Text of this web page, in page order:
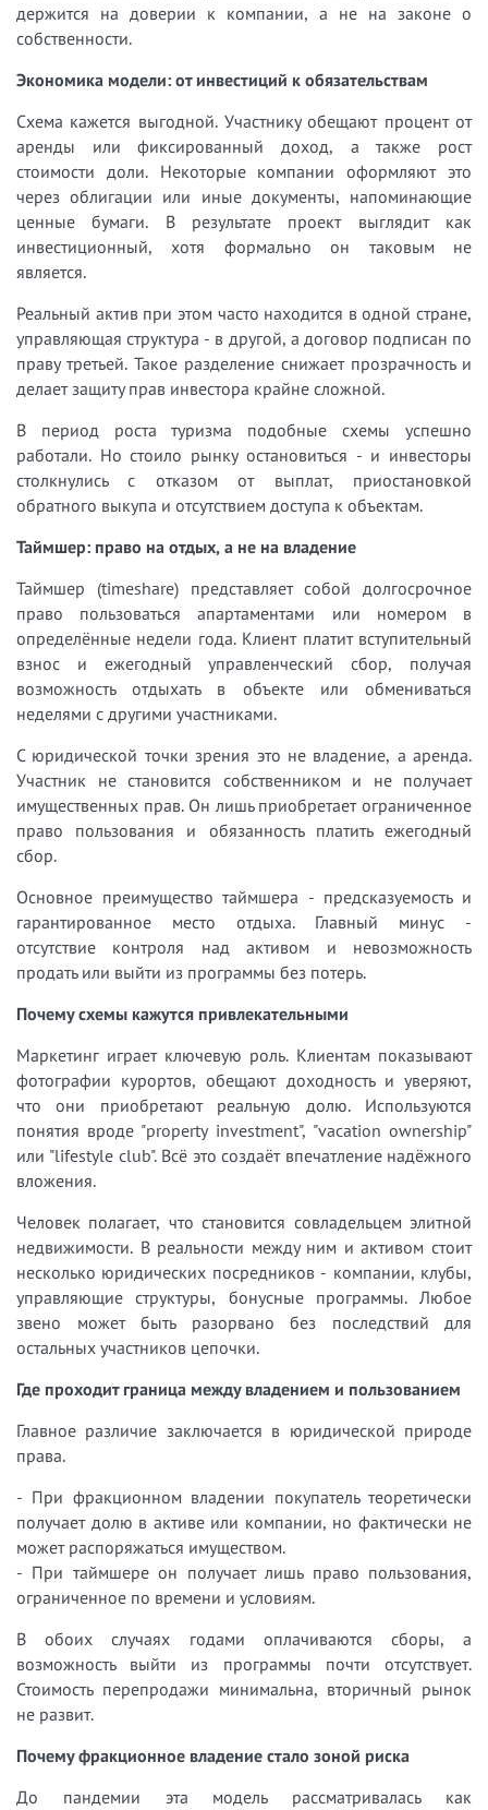
держится на доверии к компании, а не на законе о
собственности.
Экономика модели: от инвестиций к обязательствам
Схема кажется выгодной. Участнику обещают процент от
аренды или фиксированный доход, а также рост
стоимости доли. Некоторые компании оформляют это
через облигации или иные документы, напоминающие
ценные бумаги. В результате проект выглядит как
инвестиционный, хотя формально он таковым не
является.
Реальный актив при этом часто находится в одной стране,
управляющая структура - в другой, а договор подписан по
праву третьей. Такое разделение снижает прозрачность и
делает защиту прав инвестора крайне сложной.
В период роста туризма подобные схемы успешно
работали. Но стоило рынку остановиться - и инвесторы
столкнулись с отказом от выплат, приостановкой
обратного выкупа и отсутствием доступа к объектам.
Таймшер: право на отдых, а не на владение
Таймшер (timeshare) представляет собой долгосрочное
право пользоваться апартаментами или номером в
определённые недели года. Клиент платит вступительный
взнос и ежегодный управленческий сбор, получая
возможность отдыхать в объекте или обмениваться
неделями с другими участниками.
С юридической точки зрения это не владение, а аренда.
Участник не становится собственником и не получает
имущественных прав. Он лишь приобретает ограниченное
право пользования и обязанность платить ежегодный
сбор.
Основное преимущество таймшера - предсказуемость и
гарантированное место отдыха. Главный минус -
отсутствие контроля над активом и невозможность
продать или выйти из программы без потерь.
Почему схемы кажутся привлекательными
Маркетинг играет ключевую роль. Клиентам показывают
фотографии курортов, обещают доходность и уверяют,
что они приобретают реальную долю. Используются
понятия вроде "property investment", "vacation ownership"
или "lifestyle club". Всё это создаёт впечатление надёжного
вложения.
Человек полагает, что становится совладельцем элитной
недвижимости. В реальности между ним и активом стоит
несколько юридических посредников - компании, клубы,
управляющие структуры, бонусные программы. Любое
звено может быть разорвано без последствий для
остальных участников цепочки.
Где проходит граница между владением и пользованием
Главное различие заключается в юридической природе
права.
- При фракционном владении покупатель теоретически
получает долю в активе или компании, но фактически не
может распоряжаться имуществом.
- При таймшере он получает лишь право пользования,
ограниченное по времени и условиям.
В обоих случаях годами оплачиваются сборы, а
возможность выйти из программы почти отсутствует.
Стоимость перепродажи минимальна, вторичный рынок
не развит.
Почему фракционное владение стало зоной риска
До пандемии эта модель рассматривалась как